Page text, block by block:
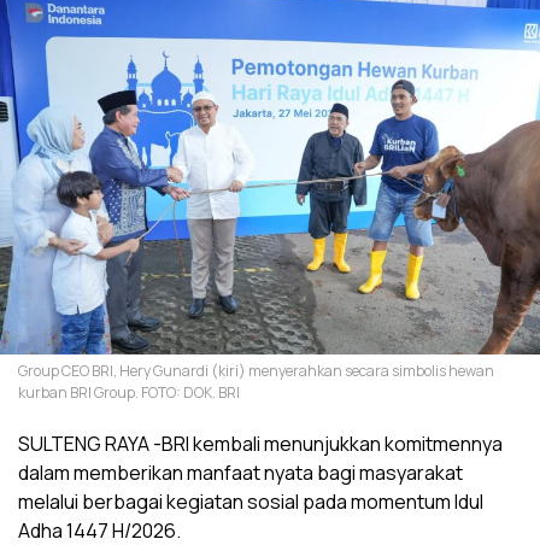
Group CEO BRI, Hery Gunardi (kiri) menyerahkan secara simbolis hewan
kurban BRI Group. FOTO: DOK. BRI
SULTENG RAYA -BRI kembali menunjukkan komitmennya
dalam memberikan manfaat nyata bagi masyarakat
melalui berbagai kegiatan sosial pada momentum Idul
Adha 1447 H/2026.